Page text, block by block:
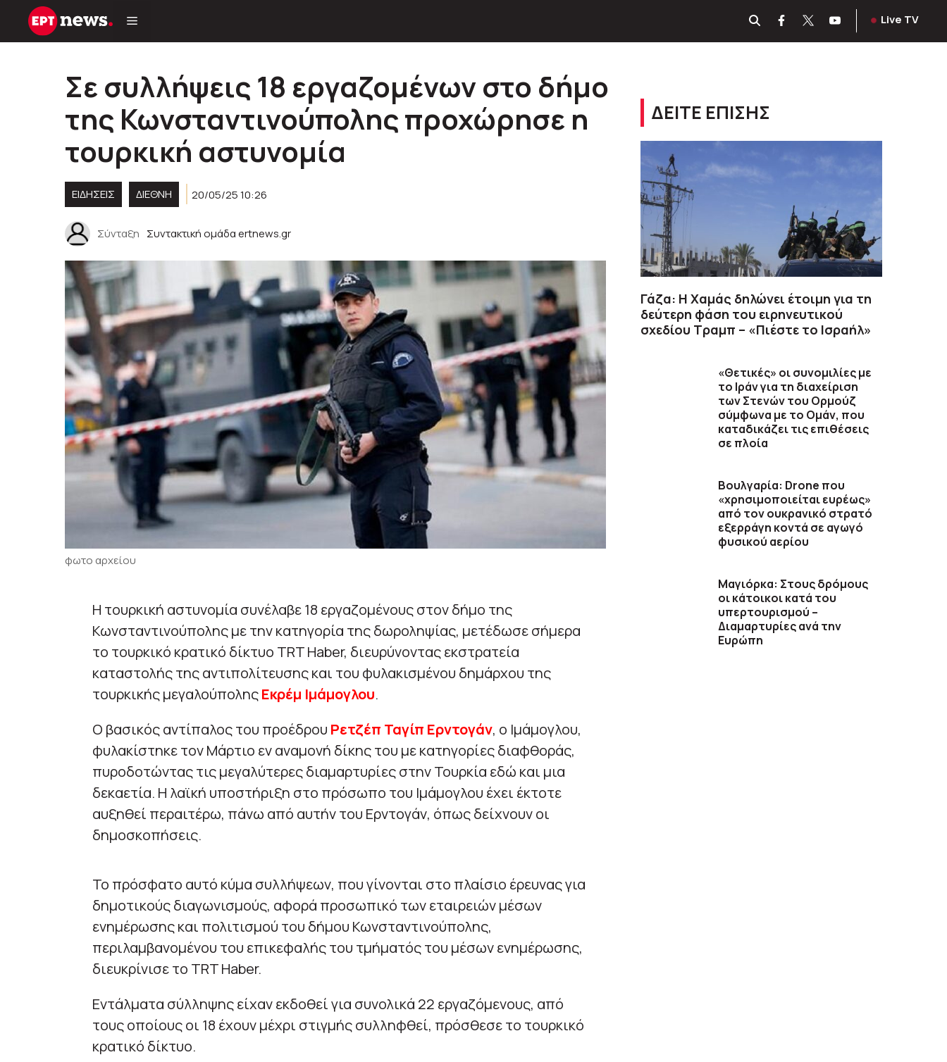
Μετάβαση
Live TV
Σε συλλήψεις 18 εργαζομένων στο δήμο
της Κωνσταντινούπολης προχώρησε η
τουρκική αστυνομία
ΕΙΔΗΣΕΙΣ ΔΙΕΘΝΗ 20/05/25 10:26
Σύνταξη Συντακτική ομάδα ertnews.gr
φωτο αρχείου
Η τουρκική αστυνομία συνέλαβε 18 εργαζομένους στον δήμο της
Κωνσταντινούπολης με την κατηγορία της δωροληψίας, μετέδωσε σήμερα
το τουρκικό κρατικό δίκτυο TRT Haber, διευρύνοντας εκστρατεία
καταστολής της αντιπολίτευσης και του φυλακισμένου δημάρχου της
τουρκικής μεγαλούποληςΕκρέμ Ιμάμογλου.
Ο βασικός αντίπαλος του προέδρου Ρετζέπ Ταγίπ Ερντογάν, ο Ιμάμογλου,
φυλακίστηκε τον Μάρτιο εν αναμονή δίκης του με κατηγορίες διαφθοράς,
πυροδοτώντας τις μεγαλύτερες διαμαρτυρίες στην Τουρκία εδώ και μια
δεκαετία. Η λαϊκή υποστήριξη στο πρόσωπο του Ιμάμογλου έχει έκτοτε
αυξηθεί περαιτέρω, πάνω από αυτήν του Ερντογάν, όπως δείχνουν οι
δημοσκοπήσεις.
Το πρόσφατο αυτό κύμα συλλήψεων, που γίνονται στο πλαίσιο έρευνας για
δημοτικούς διαγωνισμούς, αφορά προσωπικό των εταιρειών μέσων
ενημέρωσης και πολιτισμού του δήμου Κωνσταντινούπολης,
περιλαμβανομένου του επικεφαλής του τμήματός του μέσων ενημέρωσης,
διευκρίνισε το TRT Haber.
Εντάλματα σύλληψης είχαν εκδοθεί για συνολικά 22 εργαζόμενους, από
τους οποίους οι 18 έχουν μέχρι στιγμής συλληφθεί, πρόσθεσε το τουρκικό
κρατικό δίκτυο.
ΔΕΙΤΕ ΕΠΙΣΗΣ
Γάζα: Η Χαμάς δηλώνει έτοιμη για τη
δεύτερη φάση του ειρηνευτικού
σχεδίου Τραμπ – «Πιέστε το Ισραήλ»
«Θετικές» οι συνομιλίες με
το Ιράν για τη διαχείριση
των Στενών του Ορμούζ
σύμφωνα με το Ομάν, που
καταδικάζει τις επιθέσεις
σε πλοία
Βουλγαρία: Drone που
«χρησιμοποιείται ευρέως»
από τον ουκρανικό στρατό
εξερράγη κοντά σε αγωγό
φυσικού αερίου
Μαγιόρκα: Στους δρόμους
οι κάτοικοι κατά του
υπερτουρισμού –
Διαμαρτυρίες ανά την
Ευρώπη